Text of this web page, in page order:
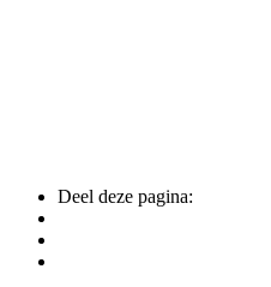
Deel deze pagina: